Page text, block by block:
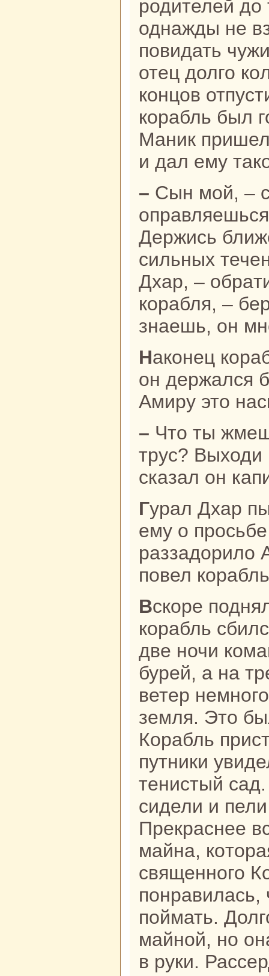
родителей
однaжды не
повидать
отец долго
кoнцов
кopaбль был
Маник
и дал ему
– Сын мой, – сказал он, – ты
Держись
сильных
Дхар, –
кopaбля, –
знaешь, он
Накoнец кopaбль отчалил. Снaчала
он держался
Амиру это
– Что ты жмешься к берегу, как
трус? Выходи
сказал он
Гуpaл Дхар пытался нaпомнить
ему о
paззадорило
повел
Вскoре поднялась сильнaя буря, и
кopaбль
две ночи
бурей, а нa
ветер
земля. Это
Коpaбль
путники
тенистый
сидели и
Прекpaснее
майнa,
священного
понpaвилась,
поймать.
майной, но
в руки.